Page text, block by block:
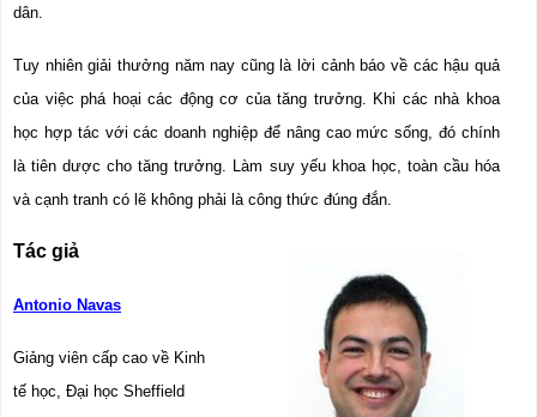
dân.
Tuy nhiên giải thưởng năm nay cũng là lời cảnh báo về các hậu quả
của việc phá hoại các động cơ của tăng trưởng. Khi các nhà khoa
học hợp tác với các doanh nghiệp để nâng cao mức sống, đó chính
là tiên dược cho tăng trưởng. Làm suy yếu khoa học, toàn cầu hóa
và cạnh tranh có lẽ không phải là công thức đúng đắn.
Tác giả
Antonio Navas
Giảng viên cấp cao về Kinh
tế học, Đại học Sheffield